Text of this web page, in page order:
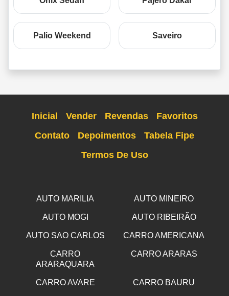
Palio Weekend Saveiro
Inicial Vender Revendas
Favoritos
Contato
Depoimentos
Tabela Fipe
Termos De Uso
AUTO MARILIA AUTO MINEIRO
AUTO MOGI AUTO RIBEIRÃO
AUTO SAO CARLOS CARRO AMERICANA
CARRO
ARARAQUARA
CARRO ARARAS
CARRO AVARE CARRO BAURU